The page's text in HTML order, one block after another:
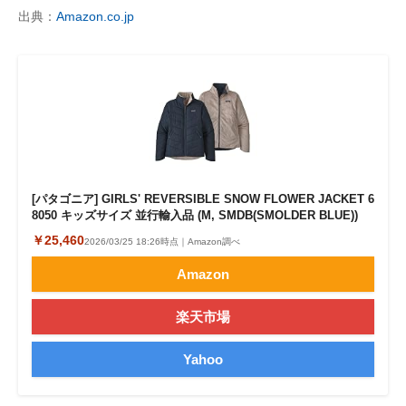
出典： Amazon.co.jp
[パタゴニア] GIRLS' REVERSIBLE SNOW FLOWER JACKET 6
8050 キッズサイズ 並行輸入品 (M, SMDB(SMOLDER BLUE))
￥25,4602026/03/25 18:26時点｜Amazon調べ
Amazon
楽天市場
Yahoo